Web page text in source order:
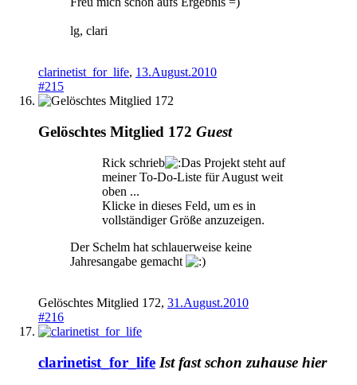
lg, clari
clarinetist_for_life, 13.August.2010
#215
Gelöschtes Mitglied 172 Guest
Rick schrieb
as Projekt steht auf
meiner To-Do-Liste für August weit
oben ...
Klicke in dieses Feld, um es in
vollständiger Größe anzuzeigen.
Der Schelm hat schlauerweise keine
Jahresangabe gemacht
Gelöschtes Mitglied 172, 31.August.2010
#216
clarinetist_for_life Ist fast schon zuhause hier